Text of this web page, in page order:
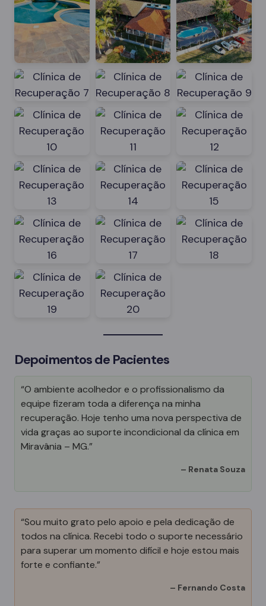
Depoimentos de Pacientes
“O ambiente acolhedor e o profissionalismo da
equipe fizeram toda a diferença na minha
recuperação. Hoje tenho uma nova perspectiva de
vida graças ao suporte incondicional da clínica em
Miravânia – MG.”
– Renata Souza
“Sou muito grato pelo apoio e pela dedicação de
todos na clínica. Recebi todo o suporte necessário
para superar um momento difícil e hoje estou mais
forte e confiante.”
– Fernando Costa